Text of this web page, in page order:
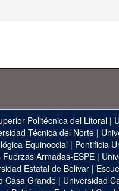
Politécnica del Litoral |
Técnica del Norte|
Equinoccial| Pontificia
Armadas-ESPE |
Estatal de Bolivar|
Casa Grande | Universidad